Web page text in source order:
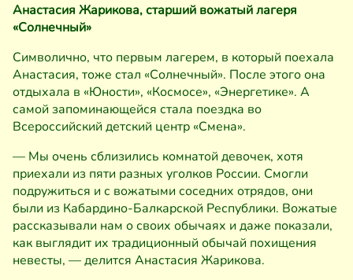
Анастасия Жарикова, старший вожатый лагеря
«Солнечный»
Символично, что первым лагерем, в который поехала
Анастасия, тоже стал «Солнечный». После этого она
отдыхала в «Юности», «Космосе», «Энергетике». А
самой запоминающейся стала поездка во
Всероссийский детский центр «Смена».
— Мы очень сблизились комнатой девочек, хотя
приехали из пяти разных уголков России. Смогли
подружиться и с вожатыми соседних отрядов, они
были из Кабардино-Балкарской Республики. Вожатые
рассказывали нам о своих обычаях и даже показали,
как выглядит их традиционный обычай похищения
невесты, — делится Анастасия Жарикова.